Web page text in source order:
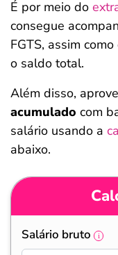
É por meio do
consegue
FGTS, assim
o saldo total.
Além disso,
acumulado com
salário usando a
abaixo.
Salário bruto